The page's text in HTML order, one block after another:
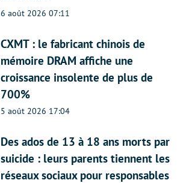
6 août 2026 07:11
CXMT : le fabricant chinois de
mémoire DRAM affiche une
croissance insolente de plus de
700%
5 août 2026 17:04
Des ados de 13 à 18 ans morts par
suicide : leurs parents tiennent les
réseaux sociaux pour responsables